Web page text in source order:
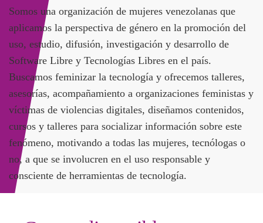
Somos una organización de mujeres venezolanas que
aplicamos la perspectiva de género en la promoción del
uso, estudio, difusión, investigación y desarrollo de
Software Libre y Tecnologías Libres en el país.
Buscamos feminizar la tecnología y ofrecemos talleres,
asesorías, acompañamiento a organizaciones feministas y
víctimas de violencias digitales, diseñamos contenidos,
cursos y talleres para socializar información sobre este
fenómeno, motivando a todas las mujeres, tecnólogas o
no, a que se involucren en el uso responsable y
consciente de herramientas de tecnología.